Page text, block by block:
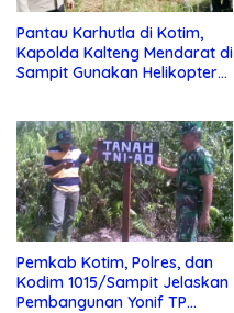
Pantau Karhutla di Kotim,
Kapolda Kalteng Mendarat di
Sampit Gunakan Helikopter
Pemkab Kotim, Polres, dan
Kodim 1015/Sampit Jelaskan
Pembangunan Yonif TP